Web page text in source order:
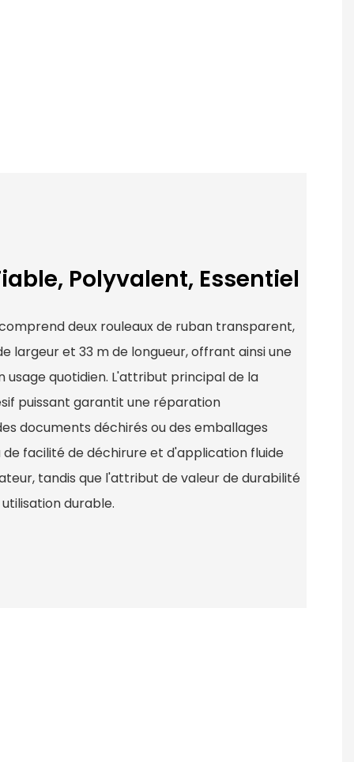
Polyvalent, Essentiel
deux rouleaux de ruban transparent,
largeur et 33 m de longueur, offrant ainsi une
usage quotidien. L'attribut principal de la
puissant garantit une réparation
documents déchirés ou des emballages
facilité de déchirure et d'application fluide
tandis que l'attribut de valeur de durabilité
durable.